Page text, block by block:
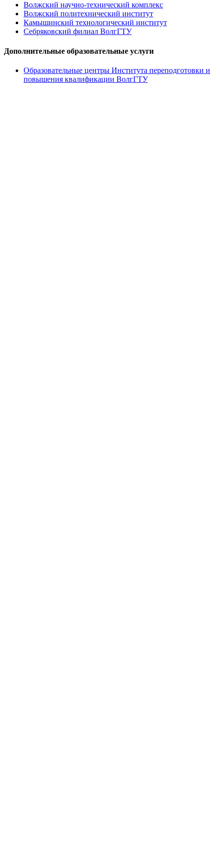
Волжский научно-технический комплекс
Волжский политехнический институт
Камышинский технологический институт
Себряковский филиал ВолгГТУ
Дополнительные образовательные услуги
Образовательные центры Института переподготовки и
повышения квалификации ВолгГТУ